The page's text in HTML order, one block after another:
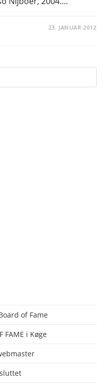
23. JANUAR 2012
of Fame
FAME i Køge